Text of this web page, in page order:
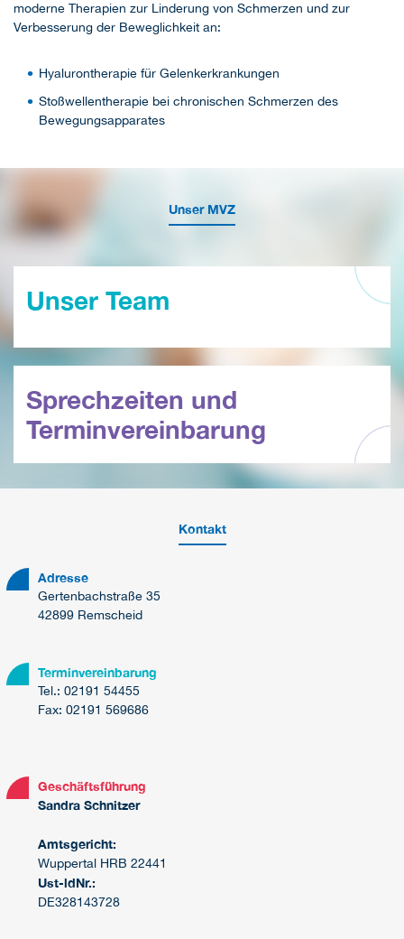
moderne Therapien zur Linderung von Schmerzen und zur
Verbesserung der Beweglichkeit an:
Hyalurontherapie für Gelenkerkrankungen
Stoßwellentherapie bei chronischen Schmerzen des
Bewegungsapparates
Unser MVZ
Unser Team
Sprechzeiten und
Terminvereinbarung
Kontakt
Adresse
Gertenbachstraße 35
42899 Remscheid
Terminvereinbarung
Tel.: 02191 54455
Fax: 02191 569686
Geschäftsführung
Sandra Schnitzer
Amtsgericht:
Wuppertal HRB 22441
Ust-ldNr.:
DE328143728